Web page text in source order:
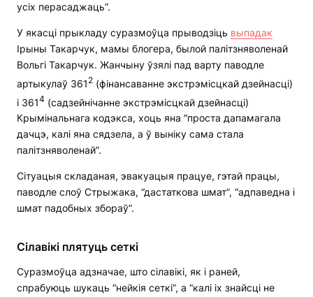
усіх перасаджаць”.
У якасці прыкладу суразмоўца прыводзіць выпадак
Ірыны Такарчук, мамы блогера, былой палітзняволенай
Вольгі Такарчук. Жанчыну ўзялі пад варту паводле
артыкулаў 361 2 (фінансаванне экстрэмісцкай дзейнасці)
і 3614 (садзейнічанне экстрэмісцкай дзейнасці)
Крымінальнага кодэкса, хоць яна “проста дапамагала
дачцэ, калі яна сядзела, а ў выніку сама стала
палітзняволенай”.
Сітуацыя складаная, эвакуацыя працуе, гэтай працы,
паводле слоў Стрыжака, “дастаткова шмат”, “адпаведна і
шмат падобных збораў”.
Сілавікі плятуць сеткі
Суразмоўца адзначае, што сілавікі, як і раней,
спрабуюць шукаць “нейкія сеткі”, а “калі іх знайсці не